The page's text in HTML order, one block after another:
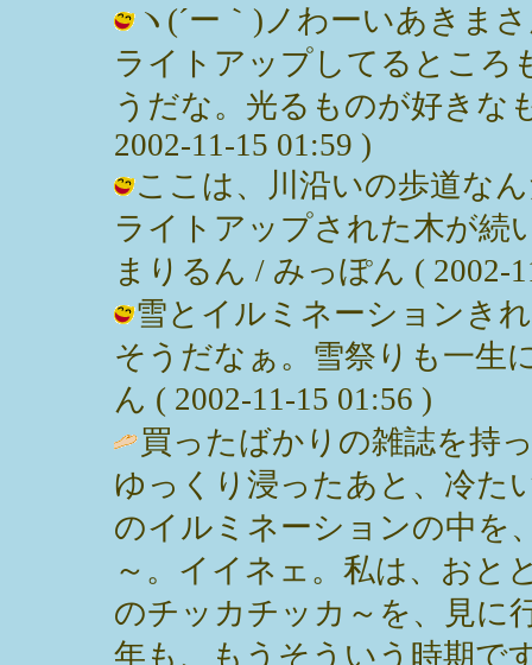
ヽ(´ー｀)ノわーいあきま
ライトアップしてるところ
うだな。光るものが好きな
2002-11-15 01:59 )
ここは、川沿いの歩道な
ライトアップされた木が続
まりるん / みっぽん ( 2002-
雪とイルミネーションき
そうだなぁ。雪祭りも一生
ん ( 2002-11-15 01:56 )
買ったばかりの雑誌を持
ゆっくり浸ったあと、冷た
のイルミネーションの中を
～。イイネェ。私は、おと
のチッカチッカ～を、見に
年も、もうそういう時期で